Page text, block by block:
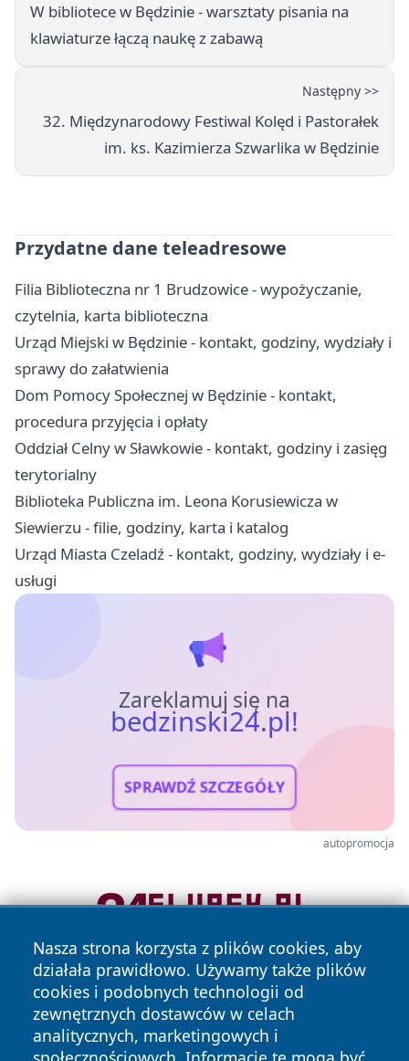
W bibliotece w Będzinie - warsztaty pisania na
klawiaturze łączą naukę z zabawą
Następny >>
32. Międzynarodowy Festiwal Kolęd i Pastorałek
im. ks. Kazimierza Szwarlika w Będzinie
Przydatne dane teleadresowe
Filia Biblioteczna nr 1 Brudzowice - wypożyczanie,
czytelnia, karta biblioteczna
Urząd Miejski w Będzinie - kontakt, godziny, wydziały i
sprawy do załatwienia
Dom Pomocy Społecznej w Będzinie - kontakt,
procedura przyjęcia i opłaty
Oddział Celny w Sławkowie - kontakt, godziny i zasięg
terytorialny
Biblioteka Publiczna im. Leona Korusiewicza w
Siewierzu - filie, godziny, karta i katalog
Urząd Miasta Czeladź - kontakt, godziny, wydziały i e-
usługi
Zareklamuj się na
bedzinski24.pl!
SPRAWDŹ SZCZEGÓŁY
autopromocja
Nasza strona korzysta z plików cookies, aby
działała prawidłowo. Używamy także plików
cookies i podobnych technologii od
zewnętrznych dostawców w celach
analitycznych, marketingowych i